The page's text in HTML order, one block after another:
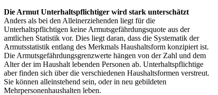
Die Armut Unterhaltspflichtiger wird stark unterschätzt
Anders als bei den Alleinerziehenden liegt für die
Unterhaltspflichtigen keine Armutsgefährdungsquote aus der
amtlichen Statistik vor. Dies liegt daran, dass die Systematik der
Armutsstatistik entlang des Merkmals Haushaltsform konzipiert ist.
Die Armutsgefährdungsgrenzwerte hängen von der Zahl und dem
Alter der im Haushalt lebenden Personen ab. Unterhaltspflichtige
aber finden sich über die verschiedenen Haushaltsformen verstreut.
Sie können alleinstehend sein, oder in neu gebildeten
Mehrpersonenhaushalten leben.